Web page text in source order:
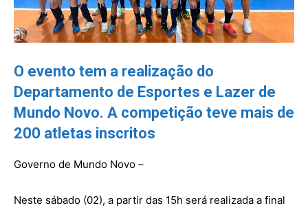
O evento tem a realização do
Departamento de Esportes e Lazer de
Mundo Novo. A competição teve mais de
200 atletas inscritos
Governo de Mundo Novo –
Neste sábado (02), a partir das 15h será realizada a final